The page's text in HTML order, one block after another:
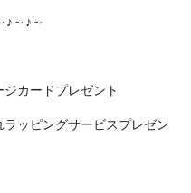
♪～♪～
カードプレゼント
ッピングサービスプレゼン